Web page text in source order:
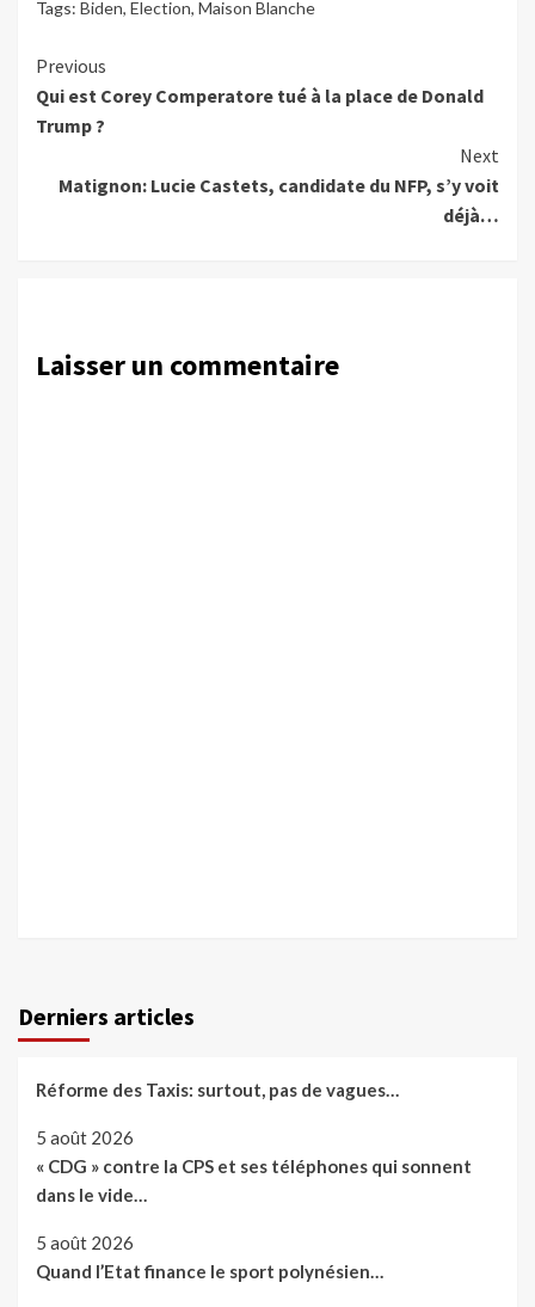
Tags: Biden, Election, Maison Blanche
Continue
Reading
Previous
Qui est Corey Comperatore tué à la place de Donald
Trump ?
Next
Matignon: Lucie Castets, candidate du NFP, s’y voit
déjà…
Laisser un commentaire
Derniers articles
Réforme des Taxis: surtout, pas de vagues…
5 août 2026
« CDG » contre la CPS et ses téléphones qui sonnent
dans le vide…
5 août 2026
Quand l’Etat finance le sport polynésien…